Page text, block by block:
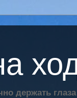
держать